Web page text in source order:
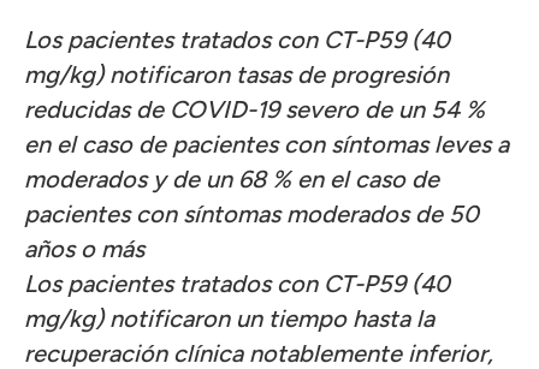
Los pacientes tratados con CT-P59 (40
mg/kg) notificaron tasas de progresión
reducidas de COVID-19 severo de un 54 %
en el caso de pacientes con síntomas leves a
moderados y de un 68 % en el caso de
pacientes con síntomas moderados de 50
años o más
Los pacientes tratados con CT-P59 (40
mg/kg) notificaron un tiempo hasta la
recuperación clínica notablemente inferior,